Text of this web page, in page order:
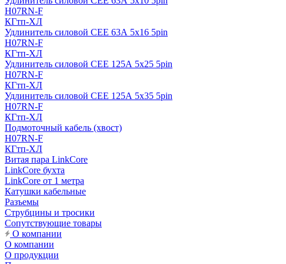
H07RN-F
КГтп-ХЛ
Удлинитель силовой CEE 63А 5x16 5pin
H07RN-F
КГтп-ХЛ
Удлинитель силовой CEE 125А 5x25 5pin
H07RN-F
КГтп-ХЛ
Удлинитель силовой CEE 125А 5x35 5pin
H07RN-F
КГтп-ХЛ
Подмоточный кабель (хвост)
H07RN-F
КГтп-ХЛ
Витая пара LinkCore
LinkCore бухта
LinkCore от 1 метра
Катушки кабельные
Разъемы
Струбцины и тросики
Сопутствующие товары
О компании
О компании
О продукции